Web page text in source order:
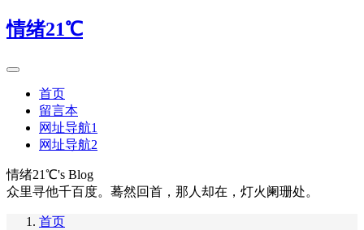
情绪21℃
首页
留言本
网址导航1
网址导航2
情绪21℃'s Blog
众里寻他千百度。蓦然回首，那人却在，灯火阑珊处。
首页